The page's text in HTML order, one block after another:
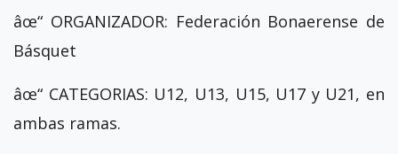
âœ“ ORGANIZADOR: Federación Bonaerense de
Básquet
âœ“ CATEGORIAS: U12, U13, U15, U17 y U21, en
ambas ramas.